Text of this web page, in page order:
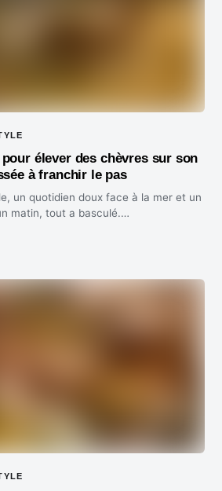
élever des chèvres sur son
à franchir le pas
un quotidien doux face à la mer et un
matin, tout a basculé.…